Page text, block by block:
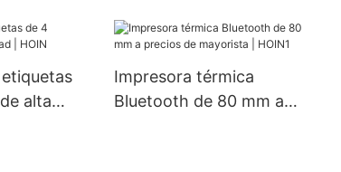
gráficos
BT, de
etiquetas
HOIN. Impresora térmica
portátil de 58 mm.
alta
Impresora térmica
Bluetooth de 80 mm a